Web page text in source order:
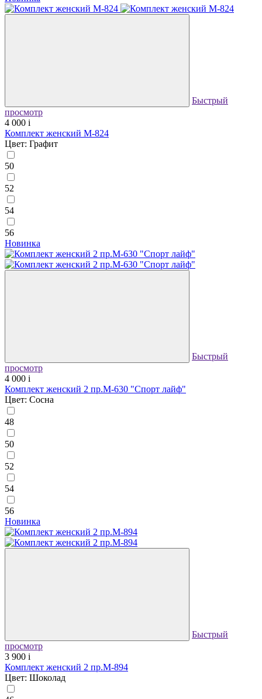
Быстрый
просмотр
4 000 i
Комплект женский М-824
Цвет: Графит
50
52
54
56
Новинка
Быстрый
просмотр
4 000 i
Комплект женский 2 пр.М-630 "Спорт лайф"
Цвет: Сосна
48
50
52
54
56
Новинка
Быстрый
просмотр
3 900 i
Комплект женский 2 пр.М-894
Цвет: Шоколад